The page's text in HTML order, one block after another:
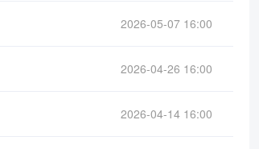
2026-05-07 16:00
2026-04-26 16:00
2026-04-14 16:00